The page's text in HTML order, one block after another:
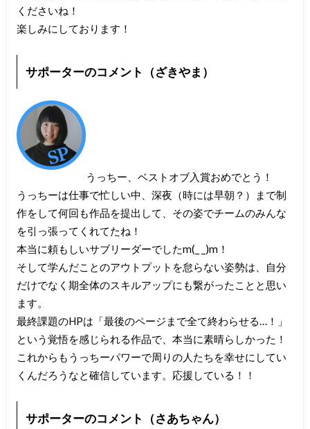
くださいね！
楽しみにしております！
サポーターのコメント（ざきやま）
うっちー、ベストオブ入賞おめでとう！
うっちーは仕事で忙しい中、深夜（時には早朝？）まで制
作をして何回も作品を提出して、その姿でチームのみんな
を引っ張ってくれてたね！
本当に頼もしいサブリーダーでしたm(_ _)m！
そして学んだことのアウトプットを怠らない姿勢は、自分
だけでなく期全体のスキルアップにも繋がったことと思い
ます。
最終課題のHPは「最後のページまで全て終わらせる…！」
という覚悟を感じられる作品で、本当に素晴らしかった！
これからもうっちーパワーで周りの人たちを幸せにしてい
くんだろうなと確信しています。応援している！！
サポーターのコメント（さあちゃん）